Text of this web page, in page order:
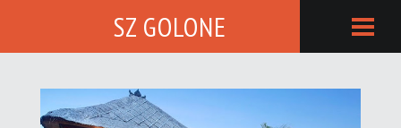
SZ GOLONE